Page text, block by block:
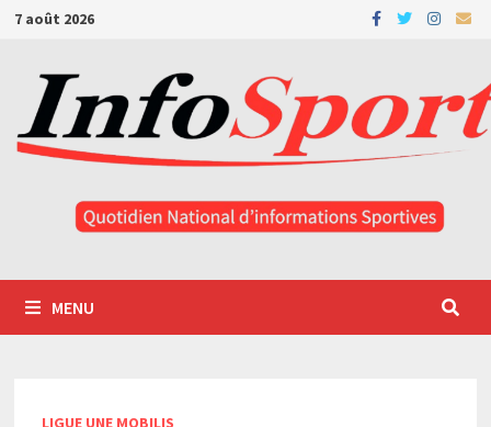
Passer
contenu
7 août 2026
MENU
LIGUE UNE MOBILIS